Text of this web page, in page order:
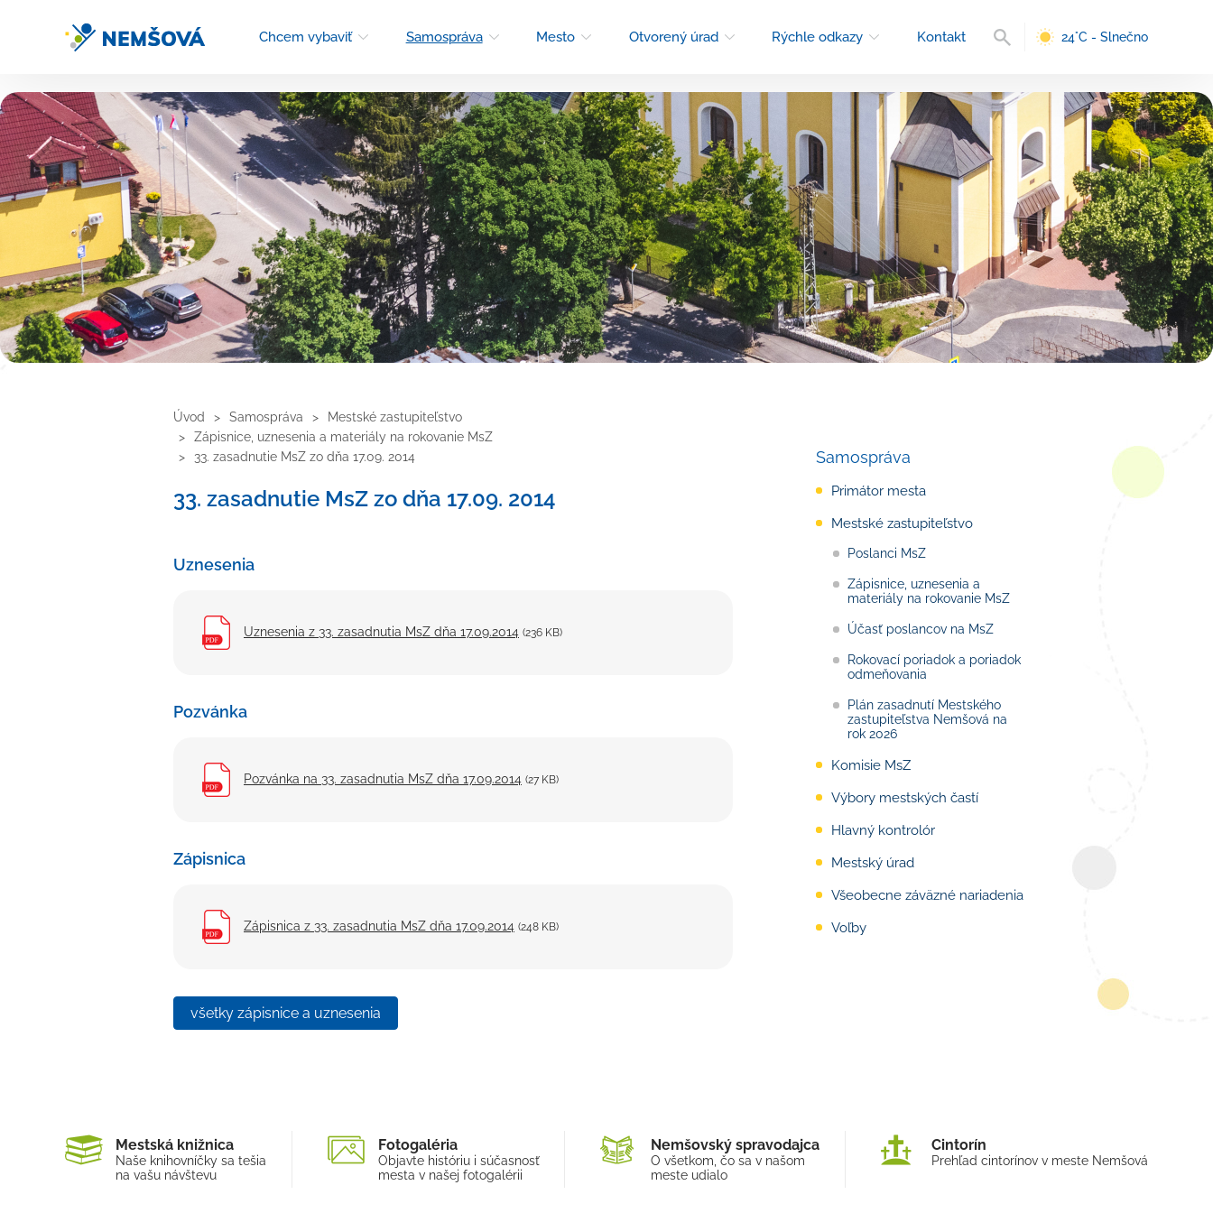
Chcem vybaviť Samospráva Mesto Otvorený úrad Rýchle odkazy Kontakt Vyhľadávanie
24°C - Slnečno
Úvod Samospráva
Mestské zastupiteľstvo
Zápisnice, uznesenia a materiály na rokovanie MsZ
33. zasadnutie MsZ zo dňa 17.09. 2014
Samospráva
Primátor mesta
Mestské zastupiteľstvo
Poslanci MsZ
Zápisnice, uznesenia a
materiály na rokovanie MsZ
Účasť poslancov na MsZ
Rokovací poriadok a poriadok
odmeňovania
Plán zasadnutí Mestského
zastupiteľstva Nemšová na
rok 2026
Komisie MsZ
Výbory mestských častí
Hlavný kontrolór
Mestský úrad
Všeobecne záväzné nariadenia
Voľby
33. zasadnutie MsZ zo dňa 17.09. 2014
Uznesenia
Uznesenia z 33. zasadnutia MsZ dňa 17.09.2014 (236 KB)
Pozvánka
Pozvánka na 33. zasadnutia MsZ dňa 17.09.2014 (27 KB)
Zápisnica
Zápisnica z 33. zasadnutia MsZ dňa 17.09.2014 (248 KB)
všetky zápisnice a uznesenia
Mestská knižnica
Naše knihovníčky sa tešia
na vašu návštevu
Fotogaléria
Objavte históriu i súčasnosť
mesta v našej fotogalérii
Nemšovský spravodajca
O všetkom, čo sa v našom
meste udialo
Cintorín
Prehľad cintorínov v meste Nemšová